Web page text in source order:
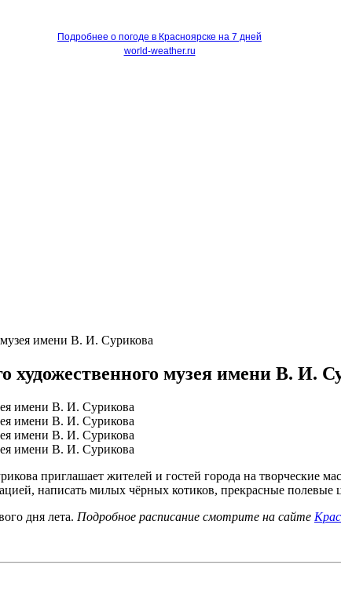
Подробнее о погоде в Красноярске на 7 дней
world-weather.ru
имени В. И. Сурикова
художественного музея имени В. И.
приглашает жителей и гостей города на творческие
написать милых чёрных котиков, прекрасные
дня лета. Подробное расписание смотрите на сайте